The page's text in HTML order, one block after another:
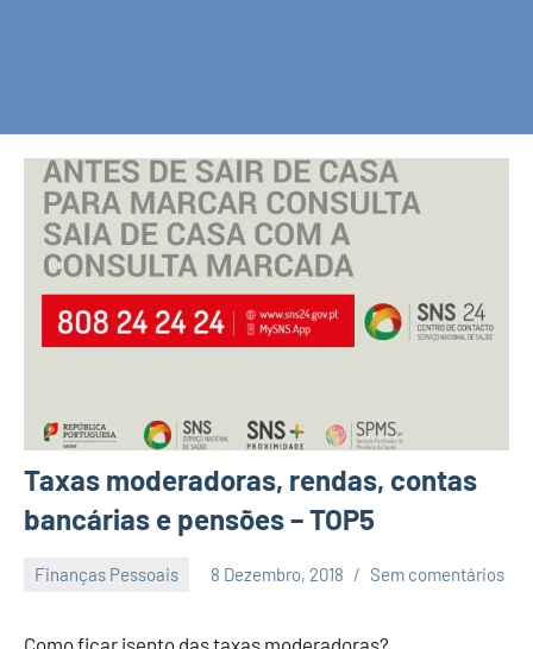
Taxas moderadoras, rendas, contas
bancárias e pensões – TOP5
Finanças Pessoais 8 Dezembro, 2018
Economia
Sem comentários
Como ficar isento das taxas moderadoras?